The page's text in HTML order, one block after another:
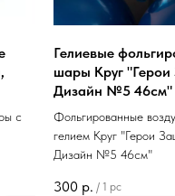
с
Гелиевые
шары Круг
Дизайн №5 46см"
Фольгированные
гелием Круг "Герои
Дизайн №5 46см"
300 р. / 1 pc